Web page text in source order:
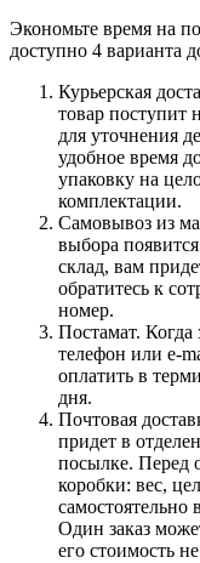
Экономьте время на
доступно 4 варианта
Курьерская
товар поступит
для уточнения
удобное время
упаковку на
комплектации.
Самовывоз из
выбора
склад, вам
обратитесь к
номер.
Постамат. Когда
телефон или e-
оплатить в
дня.
Почтовая
придет в
посылке. Перед
коробки: вес,
самостоятельно
Один заказ
его стоимость